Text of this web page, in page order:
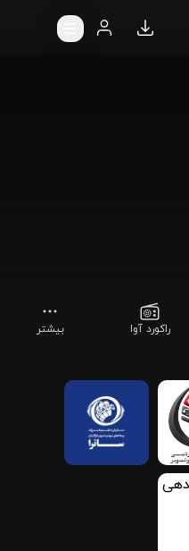
راکورد آوا بیشتر